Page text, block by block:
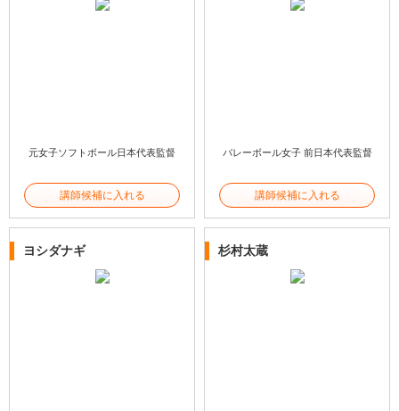
元女子ソフトボール日本代表監督
講師候補に入れる
バレーボール女子 前日本代表監督
講師候補に入れる
ヨシダナギ 杉村太蔵